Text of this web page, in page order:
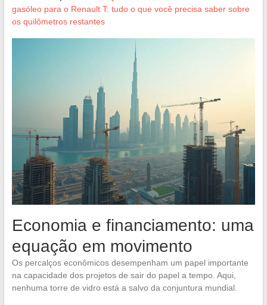
gasóleo para o Renault T: tudo o que você precisa saber sobre
os quilômetros restantes
Economia e financiamento: uma
equação em movimento
Os percalços econômicos desempenham um papel importante
na capacidade dos projetos de sair do papel a tempo. Aqui,
nenhuma torre de vidro está a salvo da conjuntura mundial.